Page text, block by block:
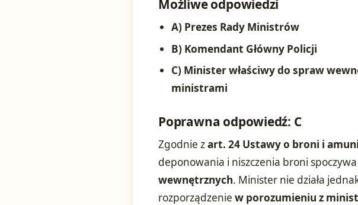
Możliwe odpowiedzi
A) Prezes Rady Ministrów
B) Komendant Główny Policji
C) Minister właściwy do spraw
ministrami
Poprawna odpowiedź: C
Zgodnie zart. 24 Ustawy o broni i
deponowania i niszczenia broni
wewnętrznych. Minister nie działa
rozporządzenie w porozumieniu z